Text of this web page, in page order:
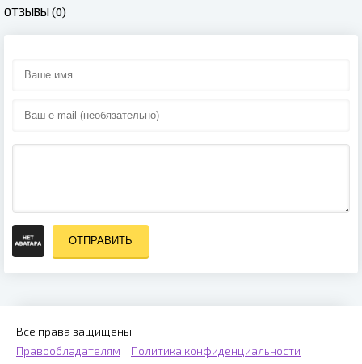
ОТЗЫВЫ (0)
ОТПРАВИТЬ
Все права защищены.
Правообладателям
Политика конфиденциальности